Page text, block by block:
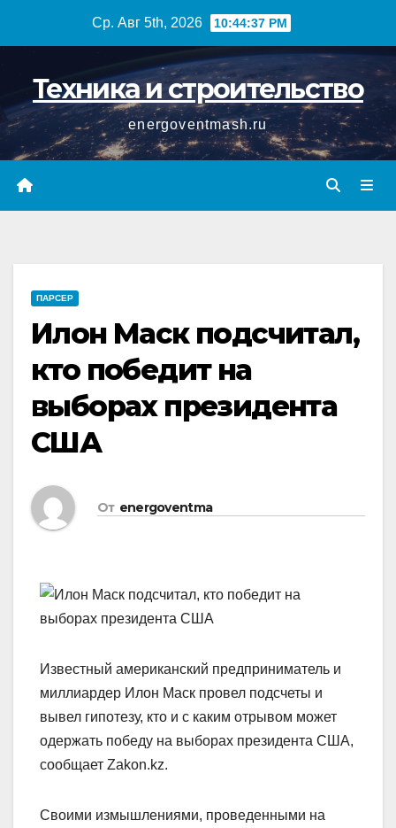
Ср. Авг 5th, 2026 10:44:38 PM
Техника и строительство
energoventmash.ru
ПАРСЕР
Илон Маск подсчитал,
кто победит на
выборах президента
США
От energoventma
Известный американский предприниматель и
миллиардер Илон Маск провел подсчеты и
вывел гипотезу, кто и с каким отрывом может
одержать победу на выборах президента США,
сообщает Zakon.kz.
Своими измышлениями, проведенными на